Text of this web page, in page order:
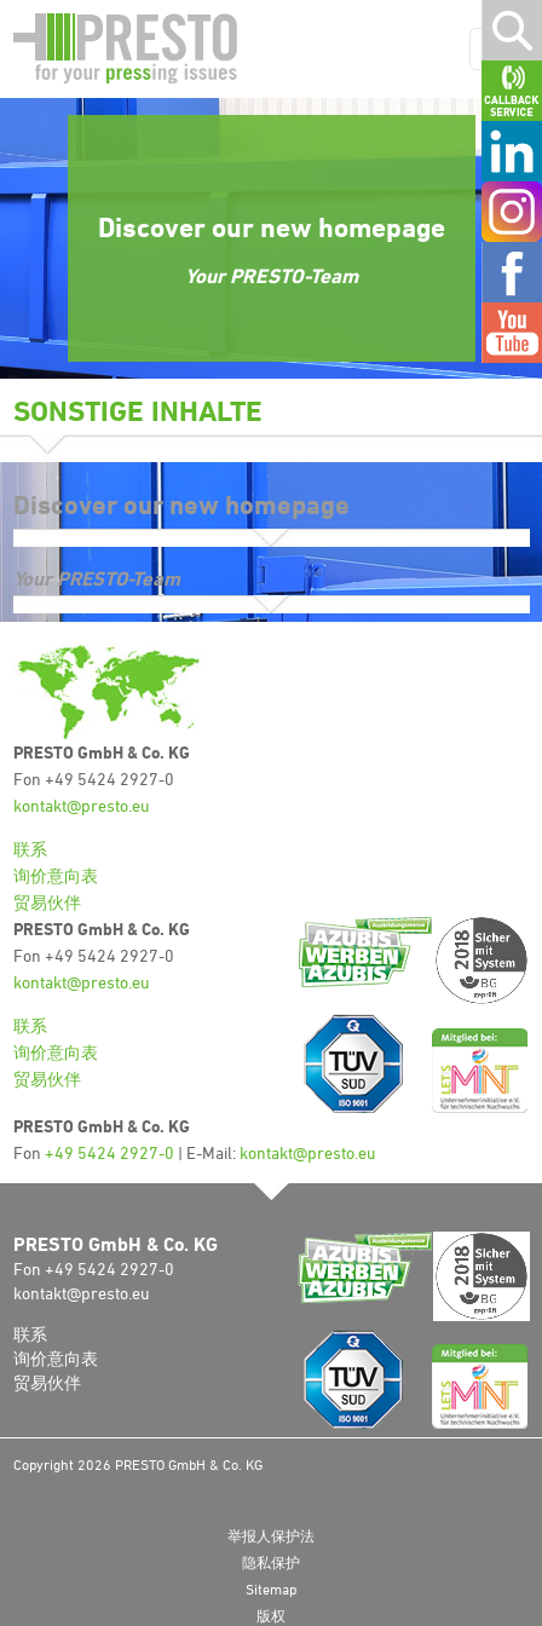
Discover our new homepage
Your PRESTO-Team
SONSTIGE INHALTE
Discover our new homepage
Your PRESTO-Team
PRESTO GmbH & Co. KG
Fon +49 5424 2927-0
kontakt@presto.eu
联系
询价意向表
贸易伙伴
PRESTO GmbH & Co. KG
Fon +49 5424 2927-0
kontakt@presto.eu
联系
询价意向表
贸易伙伴
PRESTO GmbH & Co. KG
Fon +49 5424 2927-0 | E-Mail: kontakt@presto.eu
PRESTO GmbH & Co. KG
Fon +49 5424 2927-0
kontakt@presto.eu
联系
询价意向表
贸易伙伴
Copyright 2026 PRESTO GmbH & Co. KG
举报人保护法
隐私保护
Sitemap
版权